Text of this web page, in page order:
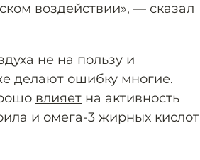
воздействии», — сказал
не на пользу и
делают ошибку многие.
влияет на активность
и омега-3 жирных кислот